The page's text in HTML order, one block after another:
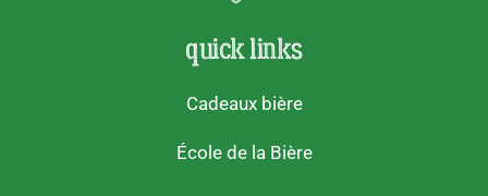
quick links
Cadeaux bière
École de la Bière